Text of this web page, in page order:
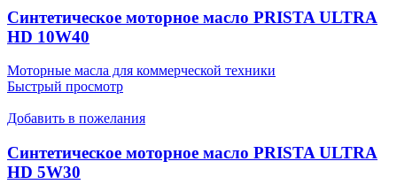
Cинтетическое моторное масло PRISTA ULTRA
HD 10W40
Моторные масла для коммерческой техники
Быстрый просмотр
Добавить в пожелания
Cинтетическое моторное масло PRISTA ULTRA
HD 5W30